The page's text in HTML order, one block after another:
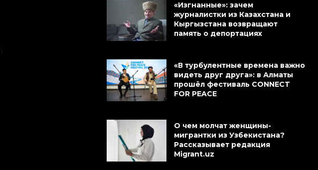
«Изгнанные»: зачем
журналистки из Казахстана и
Кыргызстана возвращают
память о депортациях
«В турбулентные времена важно
видеть друг друга»: в Алматы
прошёл фестиваль CONNECT
FOR PEACE
О чем молчат женщины-
мигрантки из Узбекистана?
Рассказывает редакция
Migrant.uz